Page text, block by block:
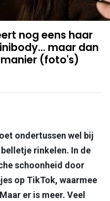
nog eens haar
maar dan
(foto's)
link
ondertussen wel bij
rinkelen. In de
schoonheid door
op TikTok, waarmee
er is meer. Veel